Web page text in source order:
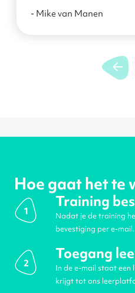
- Mike van Manen
Hoe gaat het te
1
Training
Nadat je de training
bevestiging per e-mail.
2
Toegang
In de e-mail staat een
krijgt tot ons